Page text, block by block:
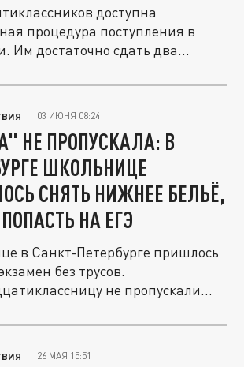
доступна
процедура поступления в
Им достаточно сдать два
03 ИЮНЯ 08:24
НЕ ПРОПУСКАЛА: В
ШКОЛЬНИЦЕ
СНЯТЬ НИЖНЕЕ БЕЛЬЁ,
НА ЕГЭ
в Санкт-Петербурге пришлось
без трусов.
не пропускали
26 МАЯ 15:51